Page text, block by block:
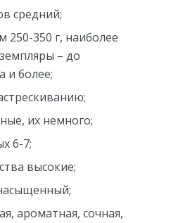
средний;
250-350 г, наиболее
– до
и более;
их немного;
6-7;
высокие;
ароматная, сочная,